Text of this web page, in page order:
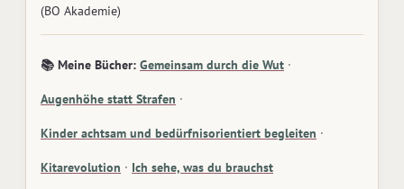
(BO Akademie)
📚 Meine Bücher: Gemeinsam durch die Wut ·
Augenhöhe statt Strafen ·
Kinder achtsam und bedürfnisorientiert begleiten ·
Kitarevolution · Ich sehe, was du brauchst